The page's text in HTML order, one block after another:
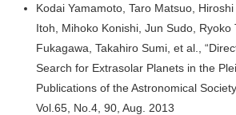
Kodai Yamamoto, Taro Matsuo,
Itoh, Mihoko Konishi, Jun Sudo, Ryoko
Fukagawa, Takahiro Sumi, et al.,
Search for Extrasolar Planets in the
Publications of the Astronomical
Vol.65, No.4, 90, Aug. 2013